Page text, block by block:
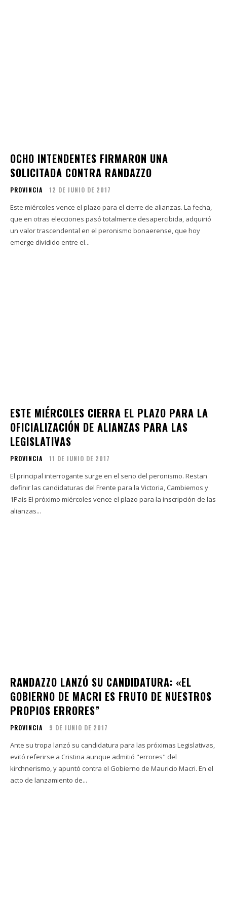
OCHO INTENDENTES FIRMARON UNA
SOLICITADA CONTRA RANDAZZO
PROVINCIA 12 DE JUNIO DE 2017
Este miércoles vence el plazo para el cierre de alianzas. La fecha,
que en otras elecciones pasó totalmente desapercibida, adquirió
un valor trascendental en el peronismo bonaerense, que hoy
emerge dividido entre el...
ESTE MIÉRCOLES CIERRA EL PLAZO PARA LA
OFICIALIZACIÓN DE ALIANZAS PARA LAS
LEGISLATIVAS
PROVINCIA 11 DE JUNIO DE 2017
El principal interrogante surge en el seno del peronismo. Restan
definir las candidaturas del Frente para la Victoria, Cambiemos y
1País El próximo miércoles vence el plazo para la inscripción de las
alianzas...
RANDAZZO LANZÓ SU CANDIDATURA: «EL
GOBIERNO DE MACRI ES FRUTO DE NUESTROS
PROPIOS ERRORES”
PROVINCIA 9 DE JUNIO DE 2017
Ante su tropa lanzó su candidatura para las próximas Legislativas,
evitó referirse a Cristina aunque admitió "errores" del
kirchnerismo, y apuntó contra el Gobierno de Mauricio Macri. En el
acto de lanzamiento de...